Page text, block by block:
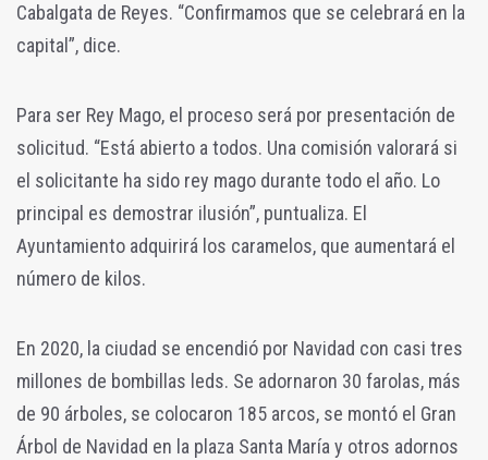
Cabalgata de Reyes. “Confirmamos que se celebrará en la
capital”, dice.
Para ser Rey Mago, el proceso será por presentación de
solicitud. “Está abierto a todos. Una comisión valorará si
el solicitante ha sido rey mago durante todo el año. Lo
principal es demostrar ilusión”, puntualiza. El
Ayuntamiento adquirirá los caramelos, que aumentará el
número de kilos.
En 2020, la ciudad se encendió por Navidad con casi tres
millones de bombillas leds. Se adornaron 30 farolas, más
de 90 árboles, se colocaron 185 arcos, se montó el Gran
Árbol de Navidad en la plaza Santa María y otros adornos